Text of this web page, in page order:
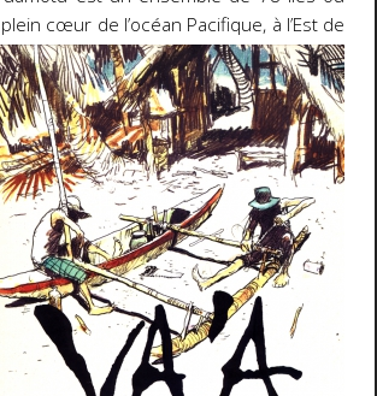
cœur de l’océan Pacifique, à l’Est de